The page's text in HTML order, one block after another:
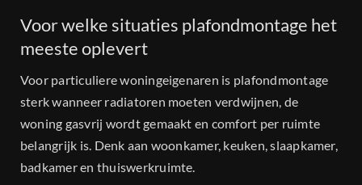
Voor welke situaties plafondmontage het
meeste oplevert
Voor particuliere woningeigenaren is plafondmontage
sterk wanneer radiatoren moeten verdwijnen, de
woning gasvrij wordt gemaakt en comfort per ruimte
belangrijk is. Denk aan woonkamer, keuken, slaapkamer,
badkamer en thuiswerkruimte.